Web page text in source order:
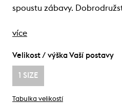
spoustu zábavy.
více
Velikost / výška Vaší postavy
1 SIZE
Tabulka velikostí